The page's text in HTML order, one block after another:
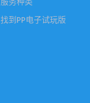
找到PP电子试玩版